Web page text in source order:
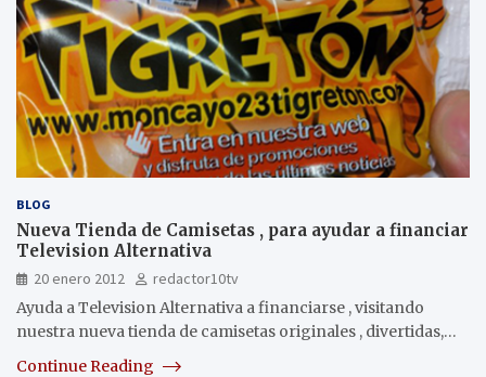
BLOG
Nueva Tienda de Camisetas , para ayudar a financiar
Television Alternativa
20 enero 2012
redactor10tv
Ayuda a Television Alternativa a financiarse , visitando
nuestra nueva tienda de camisetas originales , divertidas,…
Continue Reading